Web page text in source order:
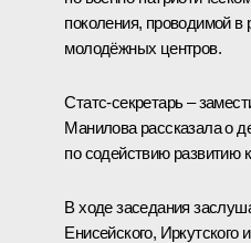
поколения, проводимой в
молодёжных центров.
Статс-секретарь –
Манилова рассказала о
по содействию развитию
В ходе заседания
Енисейского, Иркутского